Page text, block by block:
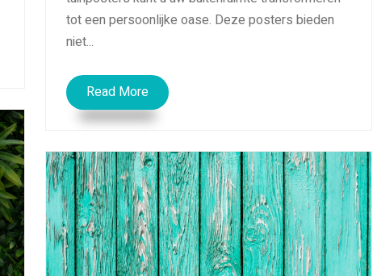
tot een persoonlijke oase. Deze posters bieden
niet...
Read More